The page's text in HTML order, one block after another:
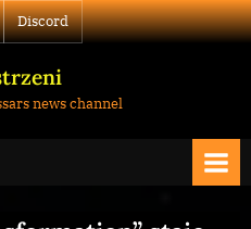
Discord
news channel